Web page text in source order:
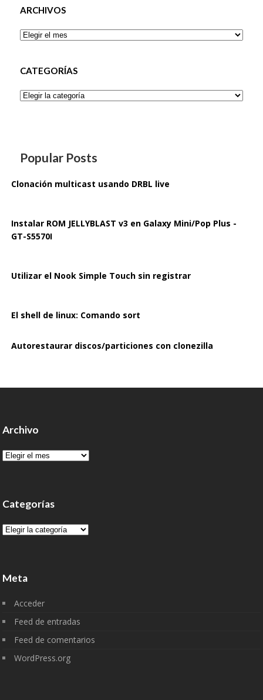
ARCHIVOS
Archivos
CATEGORÍAS
Categorías
Popular Posts
Clonación multicast usando DRBL live
Instalar ROM JELLYBLAST v3 en Galaxy Mini/Pop Plus -
GT-S5570I
Utilizar el Nook Simple Touch sin registrar
El shell de linux: Comando sort
Autorestaurar discos/particiones con clonezilla
Archivo
Archivo
Categorías
Categorías
Meta
Acceder
Feed de entradas
Feed de comentarios
WordPress.org